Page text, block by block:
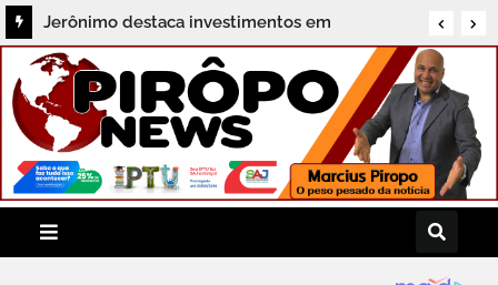
Jerônimo destaca investimentos em
infraestrutura e parceria com Lula para
desenvolver a Bahia